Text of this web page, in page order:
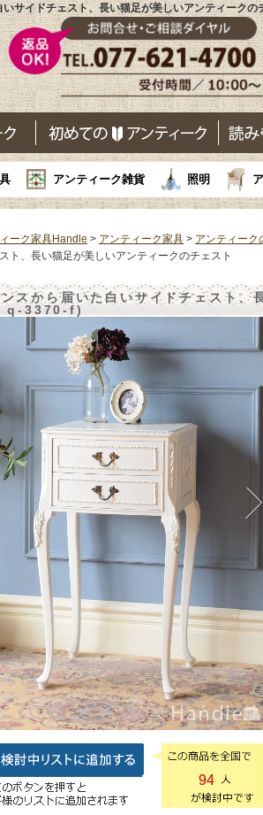
サイドチェスト、長い猫足が美しいアンティーク
アンティーク雑貨 照明
ーク家具Handle > アンティーク家具 > アンティーク
ト、長い猫足が美しいアンティークのチェスト
スから届いた白いサイドチェスト
q-3370-f)
94